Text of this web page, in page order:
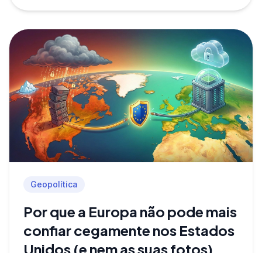
Geopolítica
Por que a Europa não pode mais
confiar cegamente nos Estados
Unidos (e nem as suas fotos)